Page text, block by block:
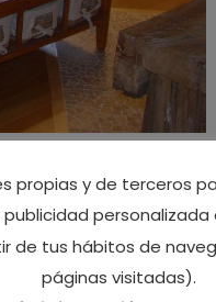
de
Asturias/ PorCa Lulón
propias y de terceros
personalizada
de tus hábitos de
páginas visitadas).